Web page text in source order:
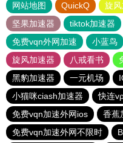
网站地图 QuickQ 旋
坚果加速器
tiktok加速器
免费vqn外网加速
小蓝鸟
旋风加速器
八戒看书
黑豹加速器
一元机场
小猫咪ciash加速器
快连
免费vqn加速外网ios
香蕉
免费vqn加速外网不限时